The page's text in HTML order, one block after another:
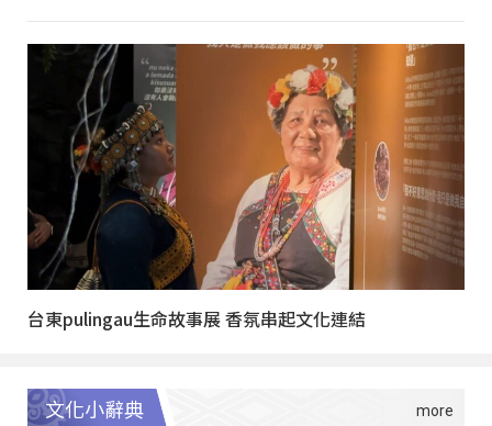
台東pulingau生命故事展 香氛串起文化連結
文化小辭典